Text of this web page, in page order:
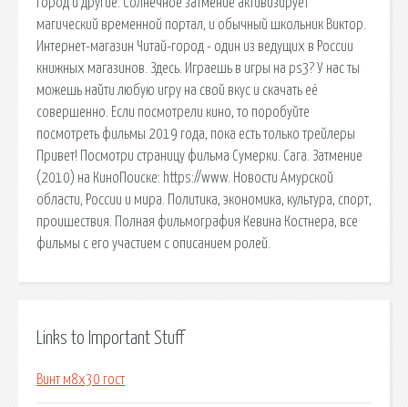
магический временной портал, и обычный школьник Виктор.
Интернет-магазин Читай-город - один из ведущих в России
книжных магазинов. Здесь. Играешь в игры на ps3? У нас ты
можешь найти любую игру на свой вкус и скачать её
совершенно. Если посмотрели кино, то поробуйте
посмотреть фильмы 2019 года, пока есть только трейлеры
Привет! Посмотри страницу фильма Сумерки. Сага. Затмение
(2010) на КиноПоиске: https://www. Новости Амурской
области, России и мира. Политика, экономика, культура, спорт,
проишествия. Полная фильмография Кевина Костнера, все
фильмы с его участием с описанием ролей.
Links to Important Stuff
Винт м8х30 гост